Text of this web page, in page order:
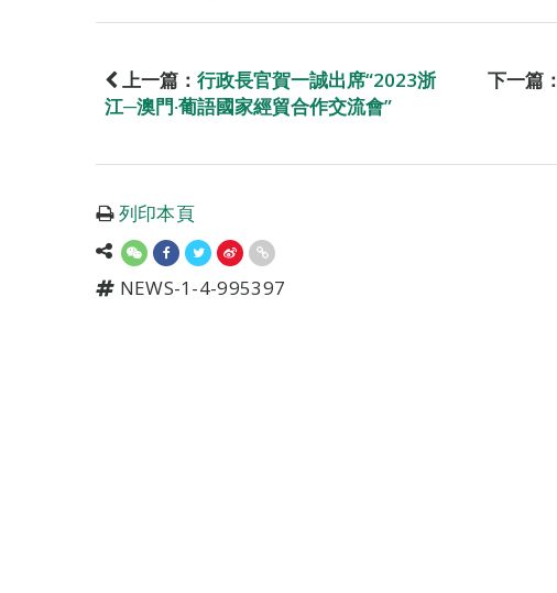
上一篇： 行政長官賀一誠出席“2023浙
江─澳門‧葡語國家經貿合作交流會”
下一篇：
列印本頁
NEWS-1-4-995397